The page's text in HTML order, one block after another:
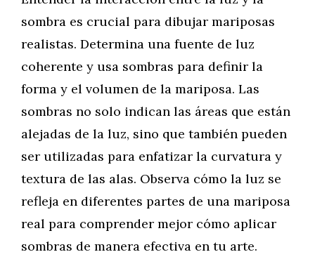
sombra es crucial para dibujar mariposas
realistas. Determina una fuente de luz
coherente y usa sombras para definir la
forma y el volumen de la mariposa. Las
sombras no solo indican las áreas que están
alejadas de la luz, sino que también pueden
ser utilizadas para enfatizar la curvatura y
textura de las alas. Observa cómo la luz se
refleja en diferentes partes de una mariposa
real para comprender mejor cómo aplicar
sombras de manera efectiva en tu arte.